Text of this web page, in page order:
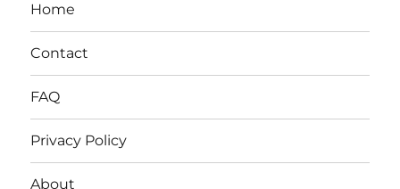
Home
Contact
FAQ
Privacy Policy
About